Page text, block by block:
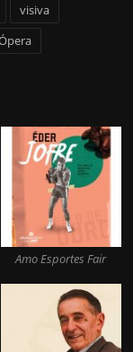
visiva
Amo Esportes Fair